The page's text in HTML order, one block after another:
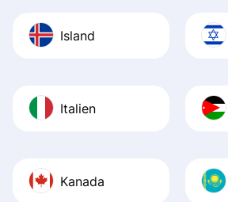
Island
Italien
Kanada